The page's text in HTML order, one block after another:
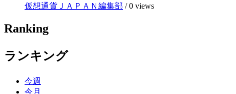
仮想通貨ＪＡＰＡＮ編集部 /0 views
Ranking
ランキング
今週
今月